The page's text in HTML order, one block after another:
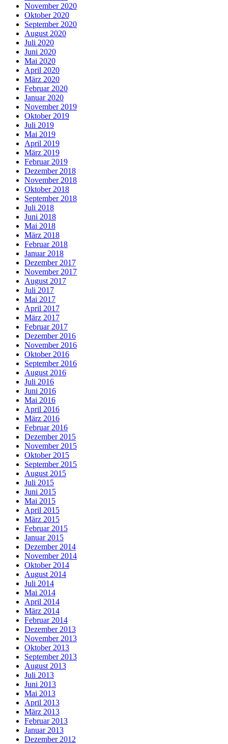
November 2020
Oktober 2020
September 2020
August 2020
Juli 2020
Juni 2020
Mai 2020
April 2020
März 2020
Februar 2020
Januar 2020
November 2019
Oktober 2019
Juli 2019
Mai 2019
April 2019
März 2019
Februar 2019
Dezember 2018
November 2018
Oktober 2018
September 2018
Juli 2018
Juni 2018
Mai 2018
März 2018
Februar 2018
Januar 2018
Dezember 2017
November 2017
August 2017
Juli 2017
Mai 2017
April 2017
März 2017
Februar 2017
Dezember 2016
November 2016
Oktober 2016
September 2016
August 2016
Juli 2016
Juni 2016
Mai 2016
April 2016
März 2016
Februar 2016
Dezember 2015
November 2015
Oktober 2015
September 2015
August 2015
Juli 2015
Juni 2015
Mai 2015
April 2015
März 2015
Februar 2015
Januar 2015
Dezember 2014
November 2014
Oktober 2014
August 2014
Juli 2014
Mai 2014
April 2014
März 2014
Februar 2014
Dezember 2013
November 2013
Oktober 2013
September 2013
August 2013
Juli 2013
Juni 2013
Mai 2013
April 2013
März 2013
Februar 2013
Januar 2013
Dezember 2012